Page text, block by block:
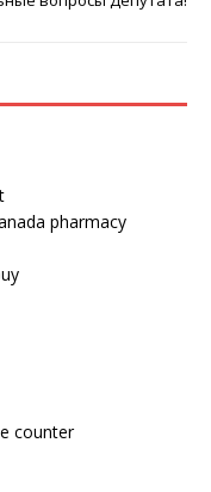
pharmacy
counter